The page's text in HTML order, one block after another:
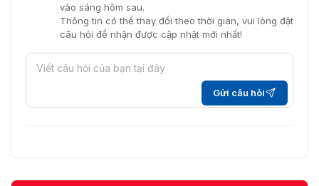
Một hộp chứa máy dò và các phụ kiện đi kèm, giúp bảo
quản và vận chuyển dễ dàng.
để tối ưu hóa hiệu suất phát hiện trong các môi trường
cụ thể.
Sản phẩm máy dò cầm tay PD-140N
vào sáng hôm sau.
Thông tin có thể thay đổi theo thời gian, vui lòng đặt
câu hỏi để nhận được cập nhật mới nhất!
Gửi câu hỏi